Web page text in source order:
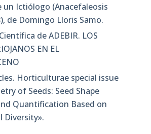
un Ictiólogo (Anacefaleosis
de Domingo Lloris Samo.
de ADEBIR. LOS
EN EL
Horticulturae special issue
of Seeds: Seed Shape
Quantification Based on
Diversity»​.